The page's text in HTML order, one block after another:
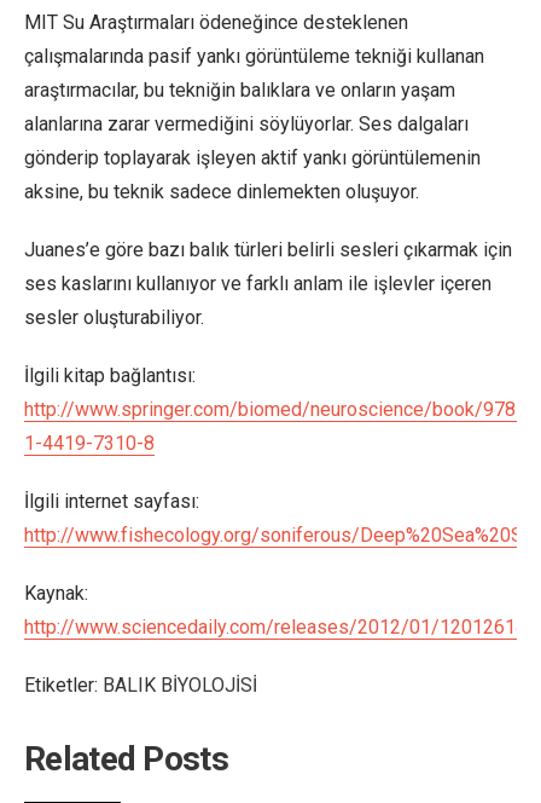
MIT Su Araştırmaları ödeneğince desteklenen
çalışmalarında pasif yankı görüntüleme tekniği kullanan
araştırmacılar, bu tekniğin balıklara ve onların yaşam
alanlarına zarar vermediğini söylüyorlar. Ses dalgaları
gönderip toplayarak işleyen aktif yankı görüntülemenin
aksine, bu teknik sadece dinlemekten oluşuyor.
Juanes’e göre bazı balık türleri belirli sesleri çıkarmak için
ses kaslarını kullanıyor ve farklı anlam ile işlevler içeren
sesler oluşturabiliyor.
İlgili kitap bağlantısı:
http://www.springer.com/biomed/neuroscience/book/978-
1-4419-7310-8
İlgili internet sayfası:
http://www.fishecology.org/soniferous/
Kaynak:
http://www.sciencedaily.com/releases/2012/01/
Etiketler: BALIK BİYOLOJİSİ
Related Posts